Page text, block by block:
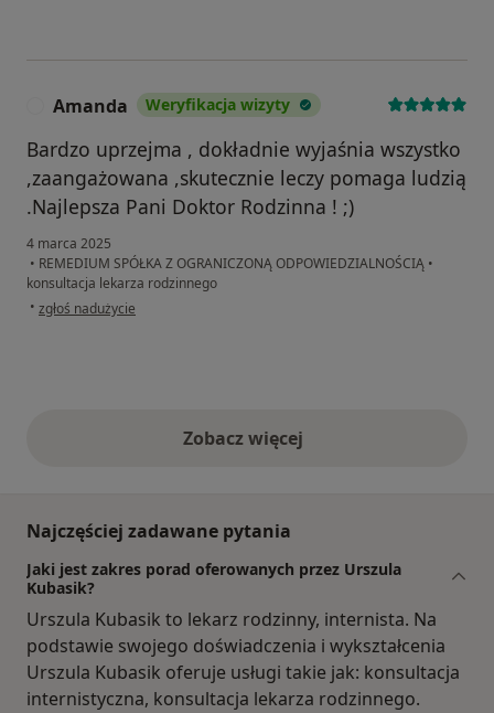
Amanda Weryfikacja wizyty
Bardzo uprzejma , dokładnie wyjaśnia wszystko
,zaangażowana ,skutecznie leczy pomaga ludzią
.Najlepsza Pani Doktor Rodzinna ! ;)
4 marca 2025
• REMEDIUM SPÓŁKA Z OGRANICZONĄ ODPOWIEDZIALNOŚCIĄ •
konsultacja lekarza rodzinnego
• w opinii użytkownika Amanda
zgłoś nadużycie
Zobacz więcejopinie powyżej
Najczęściej zadawane pytania
Jaki jest zakres porad oferowanych przez Urszula
Kubasik?
Urszula Kubasik to lekarz rodzinny, internista. Na
podstawie swojego doświadczenia i wykształcenia
Urszula Kubasik oferuje usługi takie jak: konsultacja
internistyczna, konsultacja lekarza rodzinnego.